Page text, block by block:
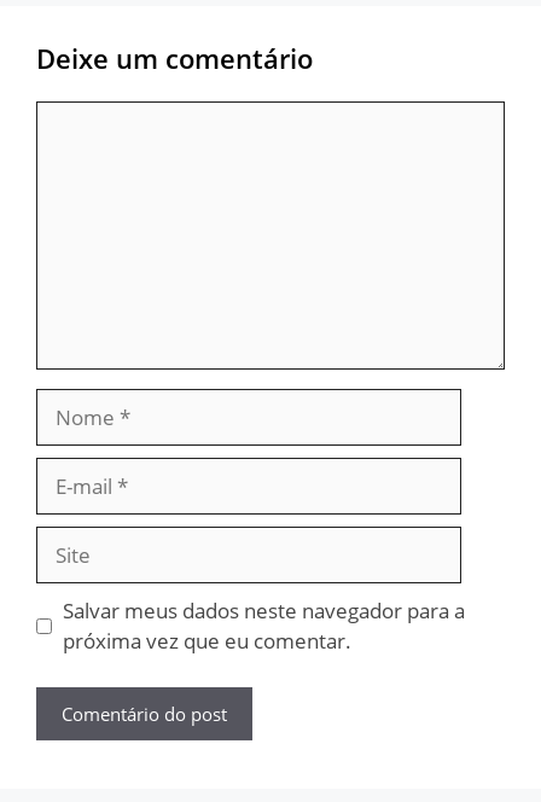
Deixe um comentário
mail
Site
Salvar meus dados neste navegador para a
próxima vez que eu comentar.